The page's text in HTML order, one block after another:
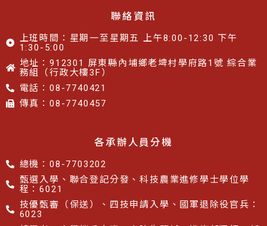
聯絡資訊
上班時間：星期一至星期五 上午8:00-12:30 下午
1:30-5:00
地址：912301 屏東縣內埔鄉老埤村學府路1號 綜合業
務組（行政大樓3F）
電話：08-7740421
傳真：08-7740457​​
各承辦人員分機
總機：08-7703202
甄選入學、聯合登記分發、科技農業進修學士學位學
程：6021
技優甄審（保送）、四技申請入學、國軍退除役官兵：
6023